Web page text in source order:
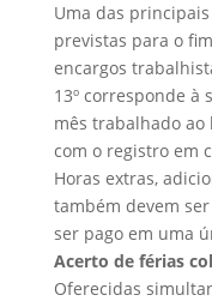
Uma das
previstas para o
encargos
13º corresponde à
mês trabalhado ao
com o registro em
Horas extras,
também devem
ser pago em uma
Acerto de férias
Oferecidas